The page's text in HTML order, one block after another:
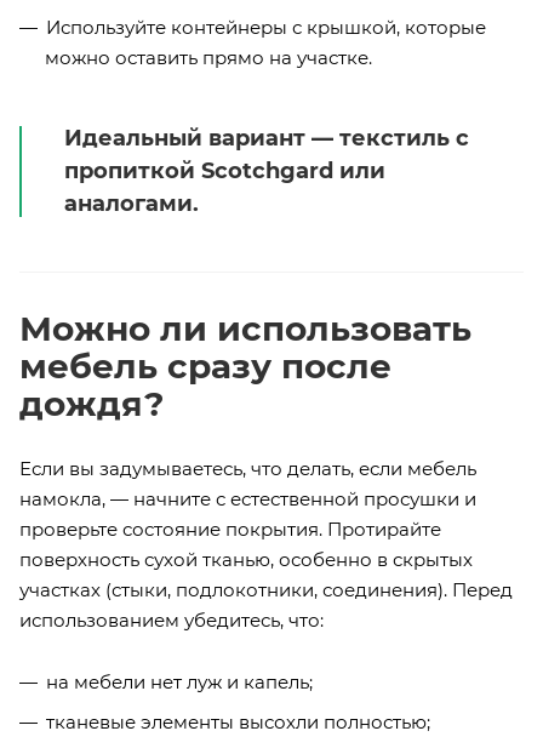
Используйте контейнеры с крышкой, которые
можно оставить прямо на участке.
Идеальный вариант — текстиль с
пропиткой Scotchgard или
аналогами.
Можно ли использовать
мебель сразу после
дождя?
Если вы задумываетесь, что делать, если мебель
намокла, — начните с естественной просушки и
проверьте состояние покрытия. Протирайте
поверхность сухой тканью, особенно в скрытых
участках (стыки, подлокотники, соединения). Перед
использованием убедитесь, что:
на мебели нет луж и капель;
тканевые элементы высохли полностью;